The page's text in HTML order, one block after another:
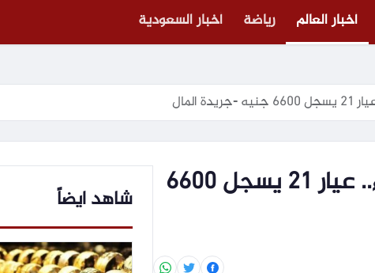
أخبار العالم رياضة أخبار السعودية
تراجع أسعار الذهب في مصر 25 جنيهًا مساء.. عيار 21 يسجل 6600
شاهد ايضاً